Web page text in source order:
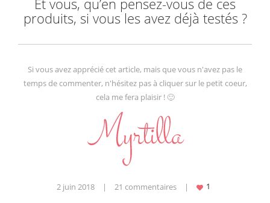
Et vous, qu’en pensez-vous de ces
produits, si vous les avez déjà testés ?
Si vous avez apprécié cet article, mais que vous n'avez pas le
temps de commenter, n'hésitez pas à cliquer sur le petit coeur,
cela me fera plaisir ! 🙂
2 juin 2018 | 21 commentaires |